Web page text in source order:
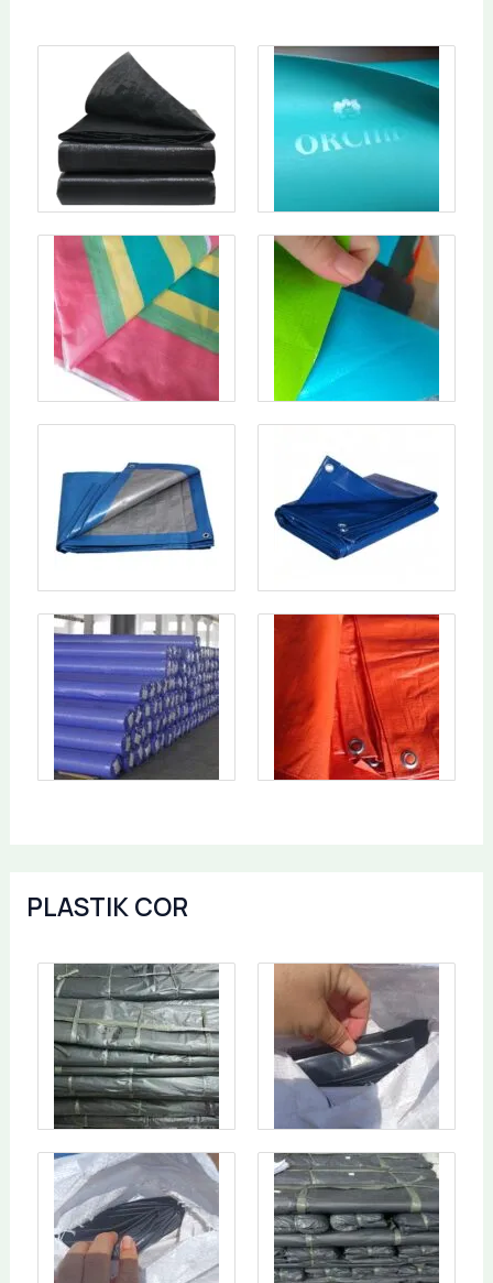
PLASTIK COR